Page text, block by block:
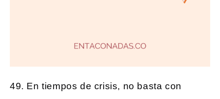
49. En tiempos de crisis, no basta con